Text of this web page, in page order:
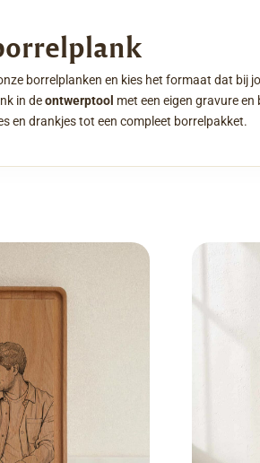
borrelplanken en kies het formaat dat bij
in deontwerptool met een eigen gravure
en drankjes tot een compleet borrelpakket.